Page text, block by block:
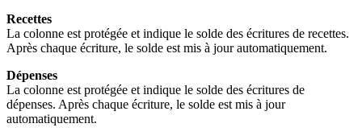
Recettes
La colonne est protégée et indique le solde des écritures de recettes.
Après chaque écriture, le solde est mis à jour automatiquement.
Dépenses
La colonne est protégée et indique le solde des écritures de
dépenses. Après chaque écriture, le solde est mis à jour
automatiquement.